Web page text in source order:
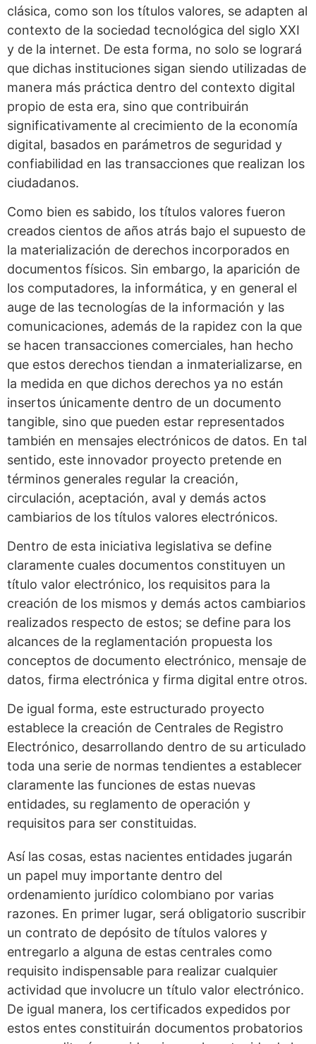
clásica, como son los títulos valores, se adapten al
contexto de la sociedad tecnológica del siglo XXI
y de la internet. De esta forma, no solo se logrará
que dichas instituciones sigan siendo utilizadas de
manera más práctica dentro del contexto digital
propio de esta era, sino que contribuirán
significativamente al crecimiento de la economía
digital, basados en parámetros de seguridad y
confiabilidad en las transacciones que realizan los
ciudadanos.
Como bien es sabido, los títulos valores fueron
creados cientos de años atrás bajo el supuesto de
la materialización de derechos incorporados en
documentos físicos. Sin embargo, la aparición de
los computadores, la informática, y en general el
auge de las tecnologías de la información y las
comunicaciones, además de la rapidez con la que
se hacen transacciones comerciales, han hecho
que estos derechos tiendan a inmaterializarse, en
la medida en que dichos derechos ya no están
insertos únicamente dentro de un documento
tangible, sino que pueden estar representados
también en mensajes electrónicos de datos. En tal
sentido, este innovador proyecto pretende en
términos generales regular la creación,
circulación, aceptación, aval y demás actos
cambiarios de los títulos valores electrónicos.
Dentro de esta iniciativa legislativa se define
claramente cuales documentos constituyen un
título valor electrónico, los requisitos para la
creación de los mismos y demás actos cambiarios
realizados respecto de estos; se define para los
alcances de la reglamentación propuesta los
conceptos de documento electrónico, mensaje de
datos, firma electrónica y firma digital entre otros.
De igual forma, este estructurado proyecto
establece la creación de Centrales de Registro
Electrónico, desarrollando dentro de su articulado
toda una serie de normas tendientes a establecer
claramente las funciones de estas nuevas
entidades, su reglamento de operación y
requisitos para ser constituidas.
Así las cosas, estas nacientes entidades jugarán
un papel muy importante dentro del
ordenamiento jurídico colombiano por varias
razones. En primer lugar, será obligatorio suscribir
un contrato de depósito de títulos valores y
entregarlo a alguna de estas centrales como
requisito indispensable para realizar cualquier
actividad que involucre un título valor electrónico.
De igual manera, los certificados expedidos por
estos entes constituirán documentos probatorios